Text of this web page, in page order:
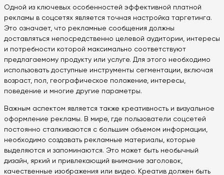
Одной из ключевых особенностей эффективной платной
рекламы в соцсетях является точная настройка таргетинга.
Это означает, что рекламные сообщения должны
доставляться непосредственно целевой аудитории, интересы
и потребности которой максимально соответствуют
предлагаемому продукту или услуге. Для этого необходимо
использовать доступные инструменты сегментации, включая
возраст, пол, географическое положение, интересы,
поведение и многие другие параметры.
Важным аспектом является также креативность и визуальное
оформление рекламы. В мире, где пользователи соцсетей
постоянно сталкиваются с большим объемом информации,
необходимо создавать рекламные материалы, которые
выделяются и запоминаются. Это может быть необычный
дизайн, яркий и привлекающий внимание заголовок,
качественные изображения или видео. Креатив должен быть